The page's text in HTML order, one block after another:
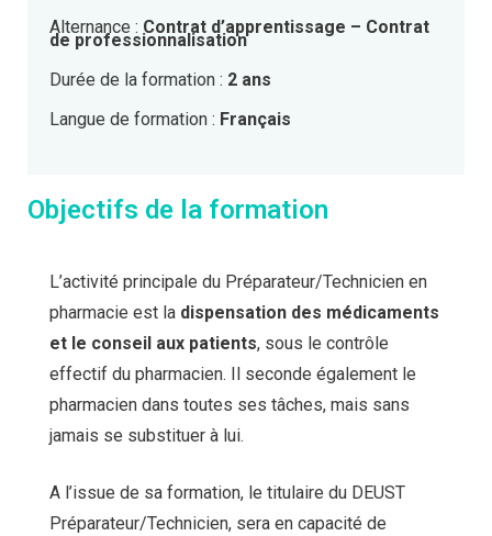
Alternance : Contrat d’apprentissage – Contrat
de professionnalisation
Durée de la formation : 2 ans
Langue de formation : Français
Objectifs de la formation
L’activité principale du Préparateur/Technicien en
pharmacie est la dispensation des médicaments
et le conseil aux patients, sous le contrôle
effectif du pharmacien. Il seconde également le
pharmacien dans toutes ses tâches, mais sans
jamais se substituer à lui.
A l’issue de sa formation, le titulaire du DEUST
Préparateur/Technicien, sera en capacité de